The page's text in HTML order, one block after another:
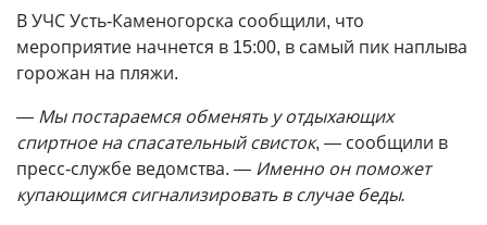
В УЧС Усть-Каменогорска сообщили, что
мероприятие начнется в 15:00, в самый пик наплыва
горожан на пляжи.
— Мы постараемся обменять у отдыхающих
спиртное на спасательный свисток, — сообщили в
пресс-службе ведомства. — Именно он поможет
купающимся сигнализировать в случае беды.